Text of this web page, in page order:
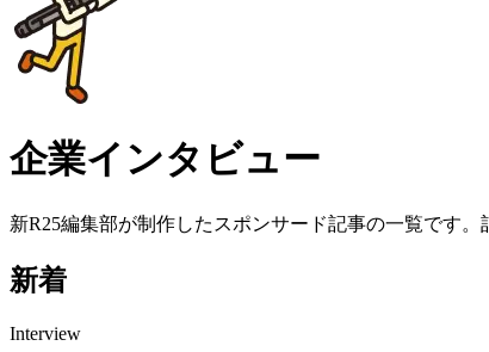
企業インタビュー
新R25編集部が制作したスポンサード記事の一覧です。
新着
Interview